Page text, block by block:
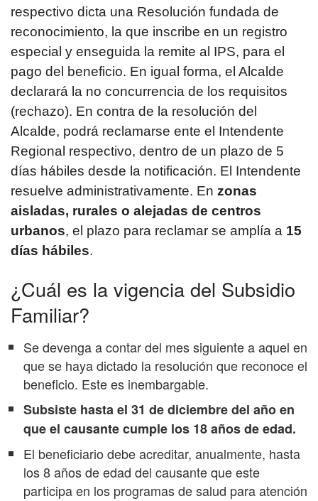
respectivo dicta una Resolución fundada de
reconocimiento, la que inscribe en un registro
especial y enseguida la remite al IPS, para el
pago del beneficio. En igual forma, el Alcalde
declarará la no concurrencia de los requisitos
(rechazo). En contra de la resolución del
Alcalde, podrá reclamarse ente el Intendente
Regional respectivo, dentro de un plazo de 5
días hábiles desde la notificación. El Intendente
resuelve administrativamente. En zonas
aisladas, rurales o alejadas de centros
urbanos, el plazo para reclamar se amplía a 15
días hábiles.
¿Cuál es la vigencia del Subsidio
Familiar?
Se devenga a contar del mes siguiente a aquel en
que se haya dictado la resolución que reconoce el
beneficio. Este es inembargable.
Subsiste hasta el 31 de diciembre del año en
que el causante cumple los 18 años de edad.
El beneficiario debe acreditar, anualmente, hasta
los 8 años de edad del causante que este
participa en los programas de salud para atención